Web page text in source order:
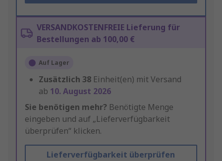
VERSANDKOSTENFREIE Lieferung für
Bestellungen ab 100,00 €
Auf Lager
Zusätzlich 38 Einheit(en) mit Versand
ab 10. August 2026
Sie benötigen mehr? Benötigte Menge
eingeben und auf „Lieferverfügbarkeit
überprüfen“ klicken.
Lieferverfügbarkeit überprüfen